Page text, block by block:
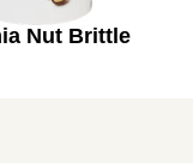
Nut Brittle